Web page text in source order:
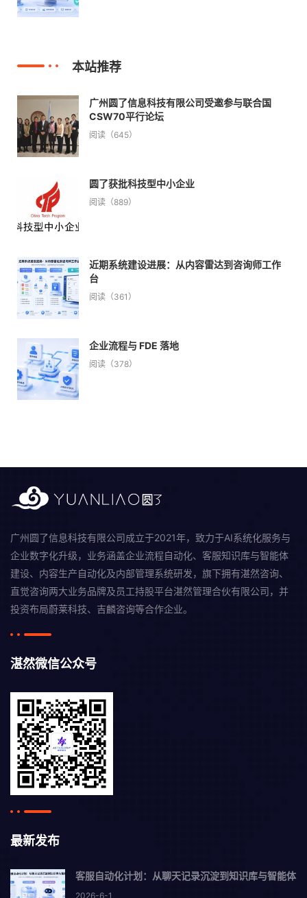
本站推荐
广州圆了信息科技有限公司受邀参与联合国
CSW70平行论坛
阅读（645）
圆了获批科技型中小企业
阅读（889）
近期系统建设进展：从内容雷达到咨询师工作
台
阅读（361）
企业流程与 FDE 落地
阅读（378）
广州圆了信息科技有限公司成立于2021年，致力于AI系统化服务与
企业数字化升级，业务涵盖企业流程自动化、客服知识库与智能体
建设、内容生产自动化及内部管理系统研发，旗下拥有湛然咨询、
直觉咨询两大业务品牌及员工持股平台湛然管理合伙有限公司，并
投资布局蔚莱科技、吉麟咨询等合作企业。
湛然微信公众号
最新发布
客服自动化计划：从聊天记录沉淀到知识库与智能体
2026-6-1